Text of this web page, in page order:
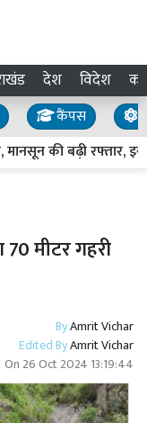
देश विदेश
कैंपस
की बढ़ी रफ्तार, इन
मीटर गहरी
ByAmrit Vichar
Edited ByAmrit Vichar
On 26 Oct 2024 13:19:44